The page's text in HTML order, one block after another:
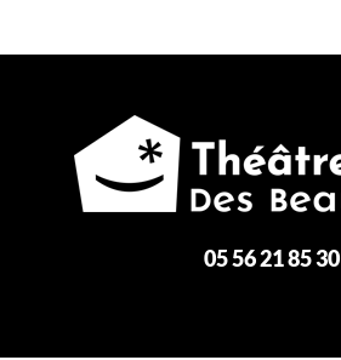
05 56 21 85 30